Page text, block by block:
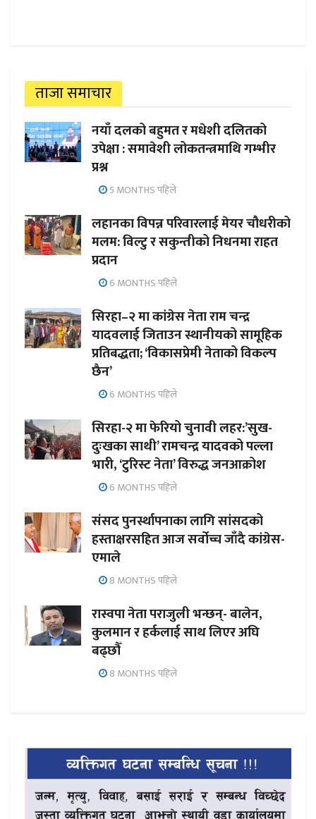
ताजा समाचार
नयाँ दलको बहुमत र मधेशी दलितको
उपेक्षा : समावेशी लोकतन्त्रमाथि गम्भीर
प्रश्न
5 MONTHS पहिले
लहानका विपन्न परिवारलाई मेयर चौधरीको
मलम: विल्टु र सकुन्तीको निधनमा राहत
प्रदान
6 MONTHS पहिले
सिरहा–२ मा कांग्रेस नेता राम चन्द्र
यादवलाई जिताउन स्थानीयको सामूहिक
प्रतिबद्धता; ‘विकासप्रेमी नेताको विकल्प
छैन’
6 MONTHS पहिले
सिरहा-२ मा फेरियो चुनावी लहर:’सुख-
दुःखका साथी’ रामचन्द्र यादवको पल्ला
भारी, ‘टुरिस्ट नेता’ विरुद्ध जनआक्रोश
6 MONTHS पहिले
संसद पुनर्स्थापनाका लागि सांसदको
हस्ताक्षरसहित आज सर्वोच्च जाँदै कांग्रेस-
एमाले
8 MONTHS पहिले
रास्वपा नेता पराजुली भन्छन्- बालेन,
कुलमान र हर्कलाई साथ लिएर अघि
बढ्छौँ
8 MONTHS पहिले